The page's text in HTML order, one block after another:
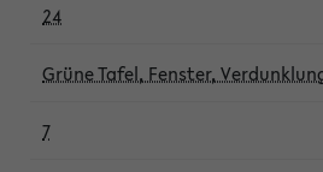
24
Grüne Tafel, Fenster,
7